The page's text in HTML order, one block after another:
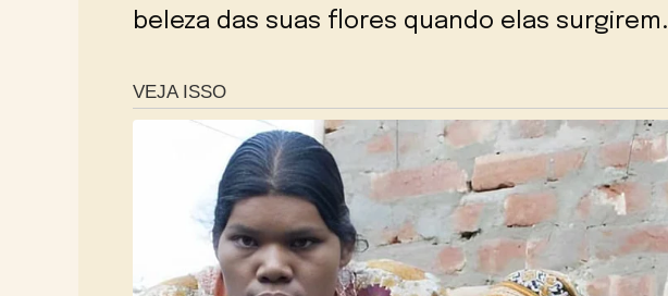
beleza das suas flores quando elas surgirem.